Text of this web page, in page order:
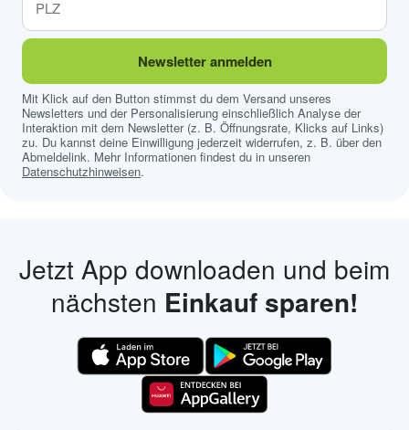
Newsletter anmelden
Mit Klick auf den Button stimmst du dem Versand unseres
Newsletters und der Personalisierung einschließlich Analyse der
Interaktion mit dem Newsletter (z. B. Öffnungsrate, Klicks auf Links)
zu. Du kannst deine Einwilligung jederzeit widerrufen, z. B. über den
Abmeldelink. Mehr Informationen findest du in unseren
Datenschutzhinweisen.
Jetzt App downloaden und beim
nächsten Einkauf sparen!